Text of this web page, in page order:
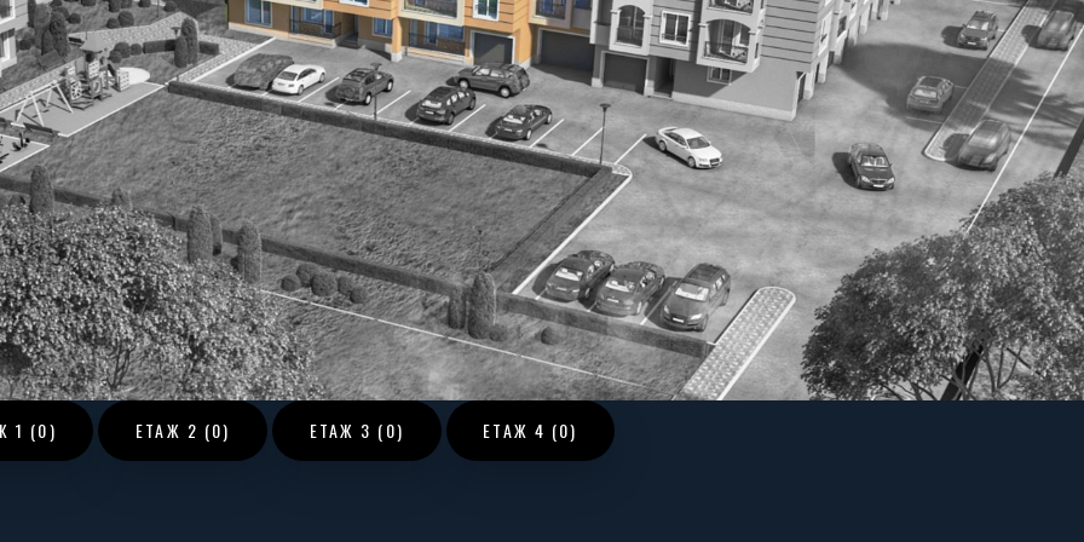
1 (0) ЕТАЖ 2 (0) ЕТАЖ 3 (0) ЕТАЖ 4 (0)